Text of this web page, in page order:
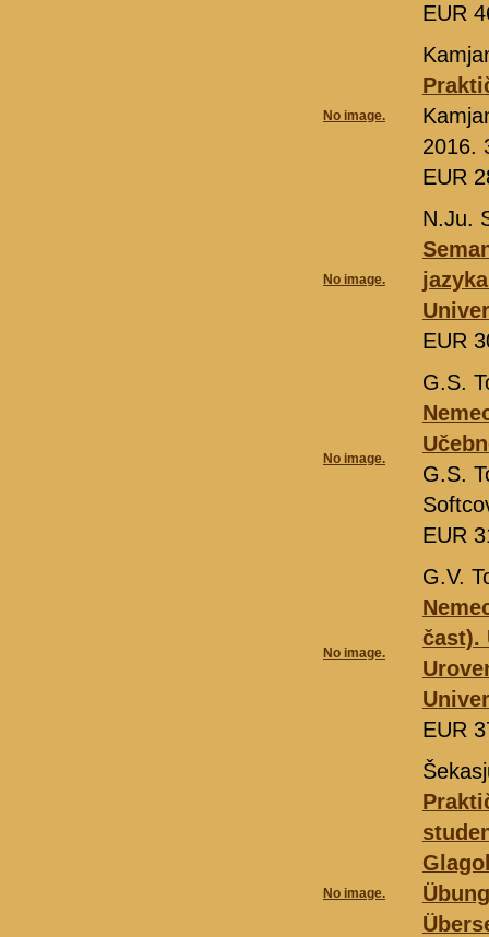
EUR
No image.
2016.
EUR
No image.
N.Ju.
EUR
No image.
G.S.
G.S.
EUR
No image.
G.V.
čast).
EUR
No image.